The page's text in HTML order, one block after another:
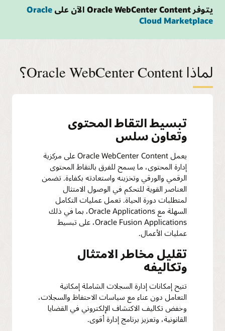
يتوفر Oracle WebCenter Content الآن على
Oracle
Cloud Marketplace
لماذا Oracle WebCenter Content؟
تبسيط التقاط المحتوى
وتعاون سلس
يعمل Oracle WebCenter Content على مركزية
إدارة المحتوى، ما يسمح للفرق بالتقاط المحتوى
الرقمي والورقي وتخزينه واستعادته بكفاءة. تضمن
العناصر القوية للتحكم في الوصول الامتثال
لمتطلبات دورة الحياة. تعمل عمليات التكامل
السهلة مع Oracle Applications، بما في ذلك
Oracle Fusion Applications، على تبسيط
عمليات الأعمال.
تقليل مخاطر الامتثال
وتكاليفه
تتيح إمكانات إدارة السجلات الشاملة إمكانية
التعامل دون عناء مع سياسات الاحتفاظ والسجلات،
وخفض تكاليف الاكتشاف الإلكتروني في القضايا
القانونية، وتعزيز برنامج إدارة أقوى.